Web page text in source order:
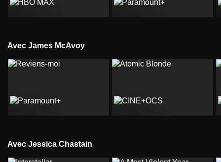
Avec James McAvoy
Avec Jessica Chastain